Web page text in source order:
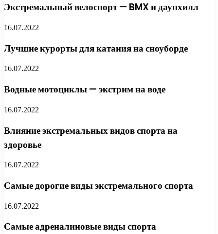
Экстремальный велоспорт — BMX и даунхилл
16.07.2022
Лучшие курорты для катания на сноуборде
16.07.2022
Водные мотоциклы — экстрим на воде
16.07.2022
Влияние экстремальных видов спорта на
здоровье
16.07.2022
Самые дорогие виды экстремального спорта
16.07.2022
Самые адреналиновые виды спорта